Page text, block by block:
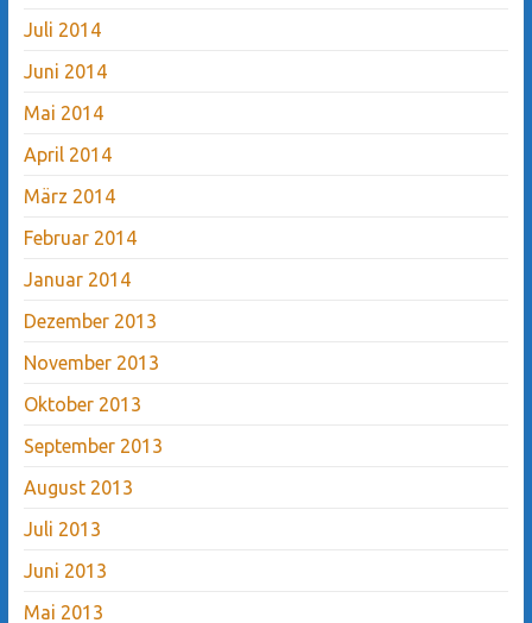
Juli 2014
Juni 2014
Mai 2014
April 2014
März 2014
Februar 2014
Januar 2014
Dezember 2013
November 2013
Oktober 2013
September 2013
August 2013
Juli 2013
Juni 2013
Mai 2013